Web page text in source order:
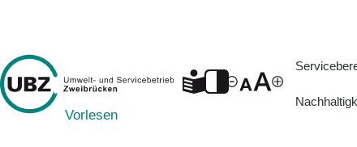
Vorlesen
Nähere Infos: Abfallberatung 06332/9212-433